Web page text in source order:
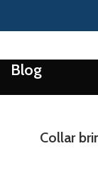
Blog
Collar